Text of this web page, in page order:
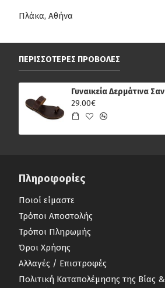
Πλάκα, Αθήνα
ΠΕΡΙΣΣΌΤΕΡΕΣ ΠΡΟΒΟΛΈΣ
29.00€
Πληροφορίες
Ποιοί είμαστε
Τρόποι Αποστολής
Τρόποι Πληρωμής
Όροι Χρήσης
Αλλαγές / Επιστροφές
Πολιτική Καταπολέμησης της Βίας &